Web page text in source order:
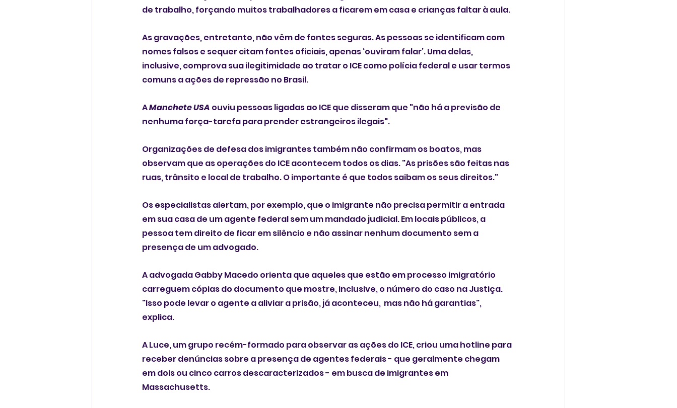
de trabalho, forçando muitos trabalhadores a ficarem em casa e crianças faltar à aula.
As gravações, entretanto, não vêm de fontes seguras. As pessoas se identificam com
nomes falsos e sequer citam fontes oficiais, apenas ‘ouviram falar’. Uma delas,
inclusive, comprova sua ilegitimidade ao tratar o ICE como polícia federal e usar termos
comuns a ações de repressão no Brasil.
A Manchete USA ouviu pessoas ligadas ao ICE que disseram que "não há a previsão de
nenhuma força-tarefa para prender estrangeiros ilegais".
Organizações de defesa dos imigrantes também não confirmam os boatos, mas
observam que as operações do ICE acontecem todos os dias. "As prisões são feitas nas
ruas, trânsito e local de trabalho. O importante é que todos saibam os seus direitos."
Os especialistas alertam, por exemplo, que o imigrante não precisa permitir a entrada
em sua casa de um agente federal sem um mandado judicial. Em locais públicos, a
pessoa tem direito de ficar em silêncio e não assinar nenhum documento sem a
presença de um advogado.
A advogada Gabby Macedo orienta que aqueles que estão em processo imigratório
carreguem cópias do documento que mostre, inclusive, o número do caso na Justiça.
"Isso pode levar o agente a aliviar a prisão, já aconteceu,  mas não há garantias",
explica.
A Luce, um grupo recém-formado para observar as ações do ICE, criou uma hotline para
receber denúncias sobre a presença de agentes federais - que geralmente chegam
em dois ou cinco carros descaracterizados - em busca de imigrantes em
Massachusetts.